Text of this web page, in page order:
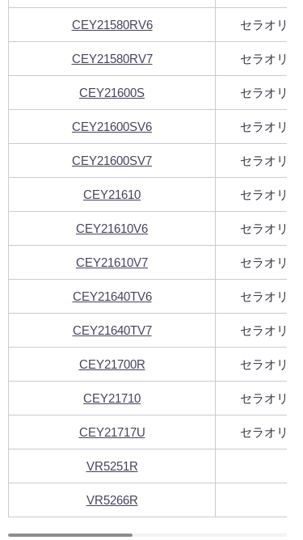
CEY21580RV6 セラオリ
CEY21580RV7 セラオリ
CEY21600S セラオリ
CEY21600SV6 セラオリ
CEY21600SV7 セラオリ
CEY21610 セラオリ
CEY21610V6 セラオリ
CEY21610V7 セラオリ
CEY21640TV6 セラオリ
CEY21640TV7 セラオリ
CEY21700R セラオリ
CEY21710 セラオリ
CEY21717U セラオリ
VR5251R
VR5266R